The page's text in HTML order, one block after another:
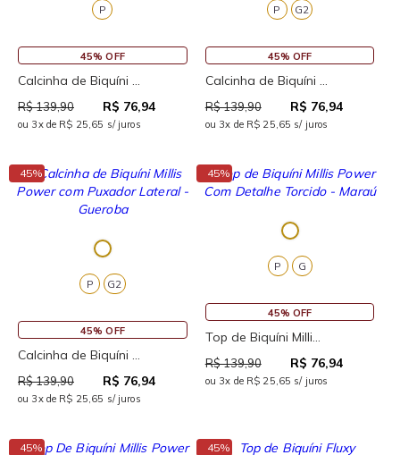
P
45% OFF
Calcinha de Biquíni ...
R$ 139,90 R$ 76,94
ou 3x de R$ 25,65 s/ juros
G2
P
45% OFF
Calcinha de Biquíni ...
R$ 139,90 R$ 76,94
ou 3x de R$ 25,65 s/ juros
45%
G2
P
45% OFF
Calcinha de Biquíni ...
R$ 139,90 R$ 76,94
ou 3x de R$ 25,65 s/ juros
45%
G
P
45% OFF
Top de Biquíni Milli...
R$ 139,90 R$ 76,94
ou 3x de R$ 25,65 s/ juros
45% 45%